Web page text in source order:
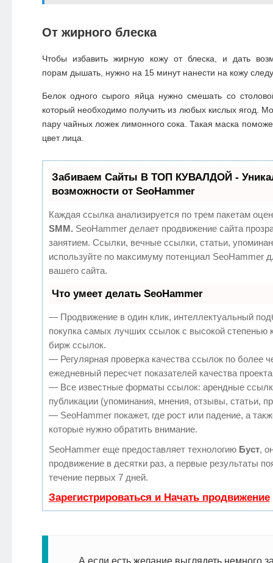
От жирного блеска
Чтобы избавить жирную кожу от блеска, и дать
порам дышать, нужно на 15 минут нанести на кожу
Белок одного сырого яйца нужно смешать со
который необходимо получить из любых кислых ягод.
пару чайных ложек лимонного сока. Такая маска
цвет лица.
Забиваем Сайты В ТОП КУВАЛДОЙ -
возможности от SeoHammer
Каждая ссылка анализируется по трем пакетам
SMM. SeoHammer делает продвижение сайта
занятием. Ссылки, вечные ссылки, статьи,
используйте по максимуму потенциал SeoHammer
вашего сайта.
Что умеет делать SeoHammer
— Продвижение в один клик, интеллектуальный
покупка самых лучших ссылок с высокой степенью
бирж ссылок.
— Регулярная проверка качества ссылок по более
ежедневный пересчет показателей качества
— Все известные форматы ссылок: арендные
публикации (упоминания, мнения, отзывы, статьи,
— SeoHammer покажет, где рост или падение, а
которые нужно обратить внимание.
SeoHammer еще предоставляет технологию Буст,
продвижение в десятки раз, а первые результаты
течение первых 7 дней.
Зарегистрироваться и Начать продвижение
А если есть желание выглядеть немного